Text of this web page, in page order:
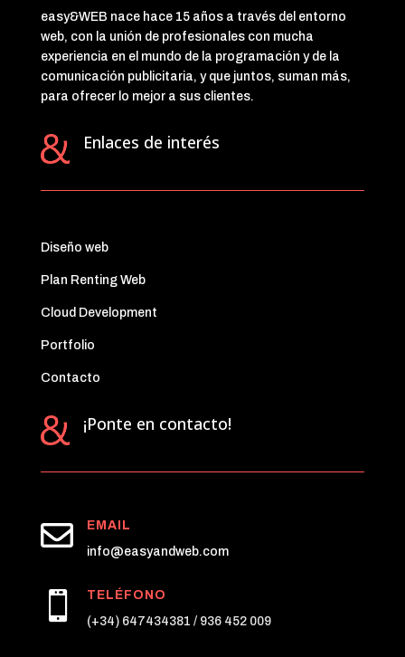
easy&WEB nace hace 15 años a través del entorno
web, con la unión de profesionales con mucha
experiencia en el mundo de la programación y de la
comunicación publicitaria, y que juntos, suman más,
para ofrecer lo mejor a sus clientes.
Enlaces de interés
Diseño web
Plan Renting Web
Cloud Development
Portfolio
Contacto
¡Ponte en contacto!

EMAIL
info@easyandweb.com

TELÉFONO
(+34) 647434381 / 936 452 009